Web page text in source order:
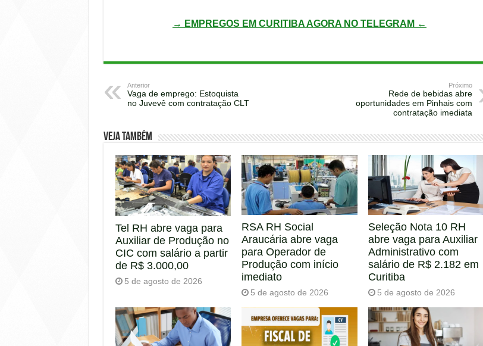
→ EMPREGOS EM CURITIBA AGORA NO TELEGRAM ←
Anterior
Vaga de emprego: Estoquista
no Juvevê com contratação CLT
Próximo
Rede de bebidas abre
oportunidades em Pinhais com
contratação imediata
Veja também
Tel RH abre vaga para
Auxiliar de Produção no
CIC com salário a partir
de R$ 3.000,00
5 de agosto de 2026
RSA RH Social
Araucária abre vaga
para Operador de
Produção com início
imediato
5 de agosto de 2026
Seleção Nota 10 RH
abre vaga para Auxiliar
Administrativo com
salário de R$ 2.182 em
Curitiba
5 de agosto de 2026